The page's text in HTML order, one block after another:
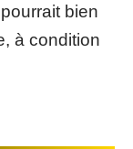
bien
à condition